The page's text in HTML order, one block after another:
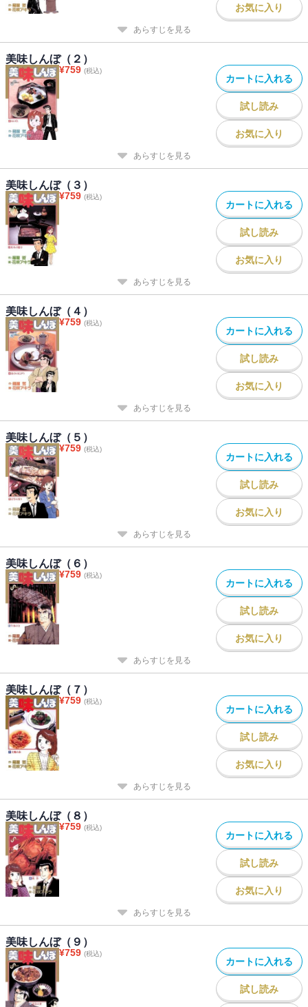
お気に入り
あらすじを見る
美味しんぼ（２）
¥759 (税込)
カートに入れる
試し読み
お気に入り
あらすじを見る
美味しんぼ（３）
¥759 (税込)
カートに入れる
試し読み
お気に入り
あらすじを見る
美味しんぼ（４）
¥759 (税込)
カートに入れる
試し読み
お気に入り
あらすじを見る
美味しんぼ（５）
¥759 (税込)
カートに入れる
試し読み
お気に入り
あらすじを見る
美味しんぼ（６）
¥759 (税込)
カートに入れる
試し読み
お気に入り
あらすじを見る
美味しんぼ（７）
¥759 (税込)
カートに入れる
試し読み
お気に入り
あらすじを見る
美味しんぼ（８）
¥759 (税込)
カートに入れる
試し読み
お気に入り
あらすじを見る
美味しんぼ（９）
¥759 (税込)
カートに入れる
試し読み